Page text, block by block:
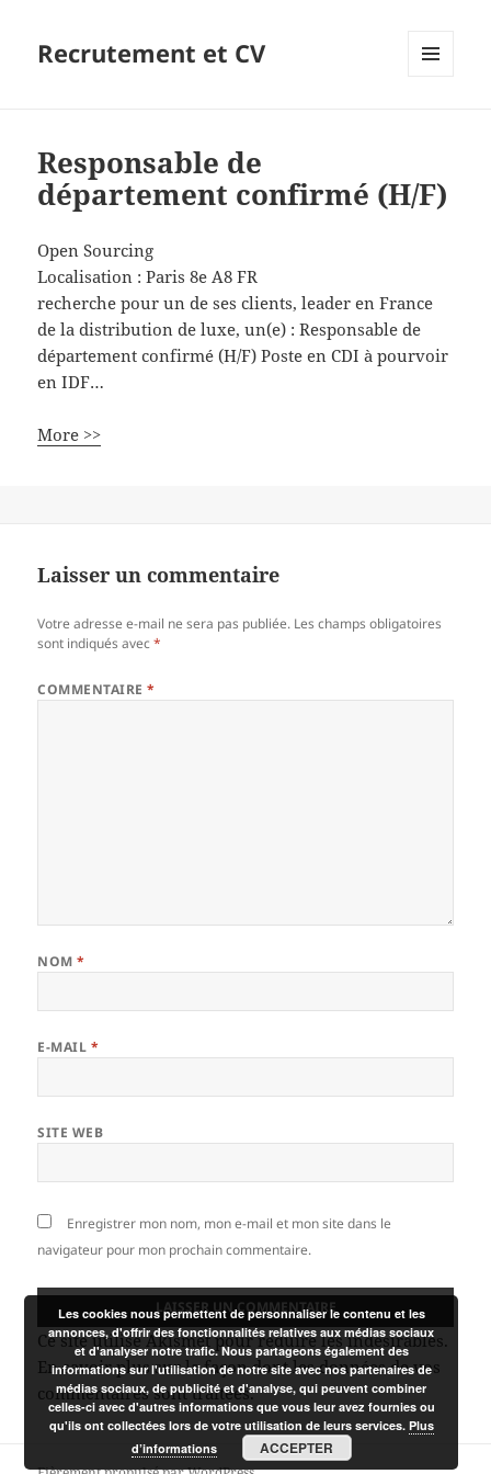
Recrutement et CV
Responsable de
département confirmé (H/F)
Open Sourcing
Localisation :Paris 8e A8 FR
recherche pour un de ses clients, leader en France
de la distribution de luxe, un(e) : Responsable de
département confirmé (H/F) Poste en CDI à pourvoir
en IDF…
More >>
Laisser un commentaire
Votre adresse e-mail ne sera pas publiée. Les champs obligatoires
sont indiqués avec*
COMMENTAIRE*
NOM*
E-MAIL *
SITE WEB
Enregistrer mon nom, mon e-mail et mon site dans le
navigateur pour mon prochain commentaire.
Ce site utilise Akismet pour réduire les indésirables.
En savoir plus sur la façon dont les données de vos
commentaires sont traitées.
Les cookies nous permettent de personnaliser le contenu et les
annonces, d'offrir des fonctionnalités relatives aux médias sociaux
et d'analyser notre trafic. Nous partageons également des
informations sur l'utilisation de notre site avec nos partenaires de
médias sociaux, de publicité et d'analyse, qui peuvent combiner
celles-ci avec d'autres informations que vous leur avez fournies ou
qu'ils ont collectées lors de votre utilisation de leurs services. Plus
d’informations
ACCEPTER